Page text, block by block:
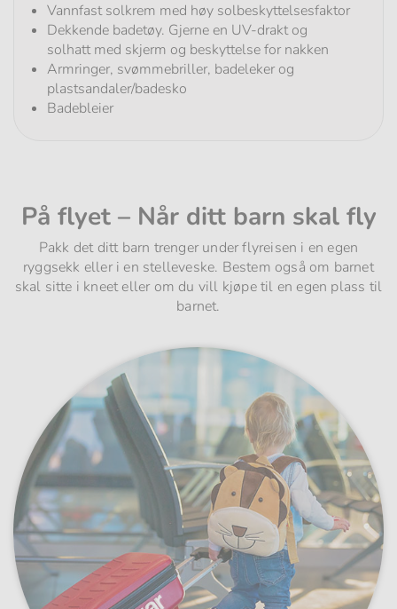
Vannfast solkrem med høy solbeskyttelsesfaktor
Dekkende badetøy. Gjerne en UV-drakt og
solhatt med skjerm og beskyttelse for nakken
Armringer, svømmebriller, badeleker og
plastsandaler/badesko
Badebleier
På flyet – Når ditt barn skal fly
Pakk det ditt barn trenger under flyreisen i en egen
ryggsekk eller i en stelleveske. Bestem også om barnet
skal sitte i kneet eller om du vill kjøpe til en egen plass til
barnet.